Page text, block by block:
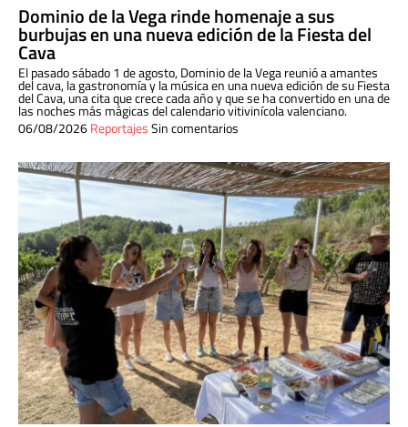
Dominio de la Vega rinde homenaje a sus
burbujas en una nueva edición de la Fiesta del
Cava
El pasado sábado 1 de agosto, Dominio de la Vega reunió a amantes
del cava, la gastronomía y la música en una nueva edición de su Fiesta
del Cava, una cita que crece cada año y que se ha convertido en una de
las noches más mágicas del calendario vitivinícola valenciano.
06/08/2026ReportajesSin comentarios